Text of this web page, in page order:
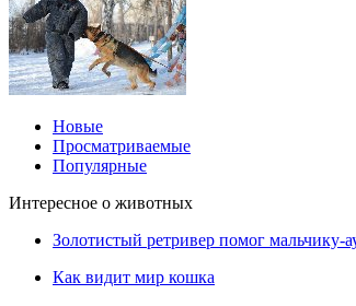
Новые
Просматриваемые
Популярные
Интересное о животных
Золотистый ретривер помог мальчику-
Как видит мир кошка